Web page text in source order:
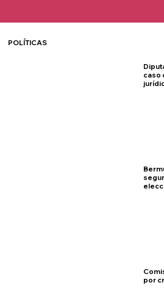
POLÍTICAS
caso
por